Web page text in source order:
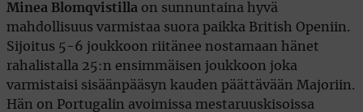
Minea Blomqvistilla on sunnuntaina hyvä
mahdollisuus varmistaa suora paikka British Openiin.
Sijoitus 5-6 joukkoon riitänee nostamaan hänet
rahalistalla 25:n ensimmäisen joukkoon joka
varmistaisi sisäänpääsyn kauden päättävään Majoriin.
Hän on Portugalin avoimissa mestaruuskisoissa